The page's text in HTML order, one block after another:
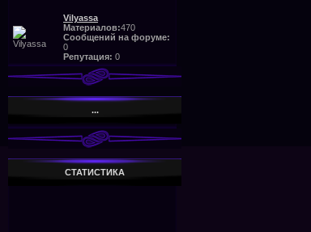
Vilyassa
Материалов:470
Сообщений на форуме:
0
Репутация: 0
...
СТАТИСТИКА